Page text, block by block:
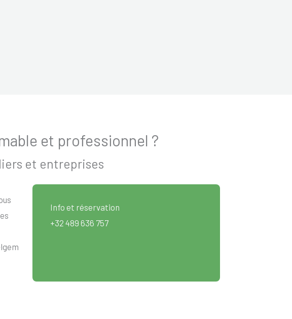
et professionnel ?
et entreprises
Info et réservation
+32 489 636 757